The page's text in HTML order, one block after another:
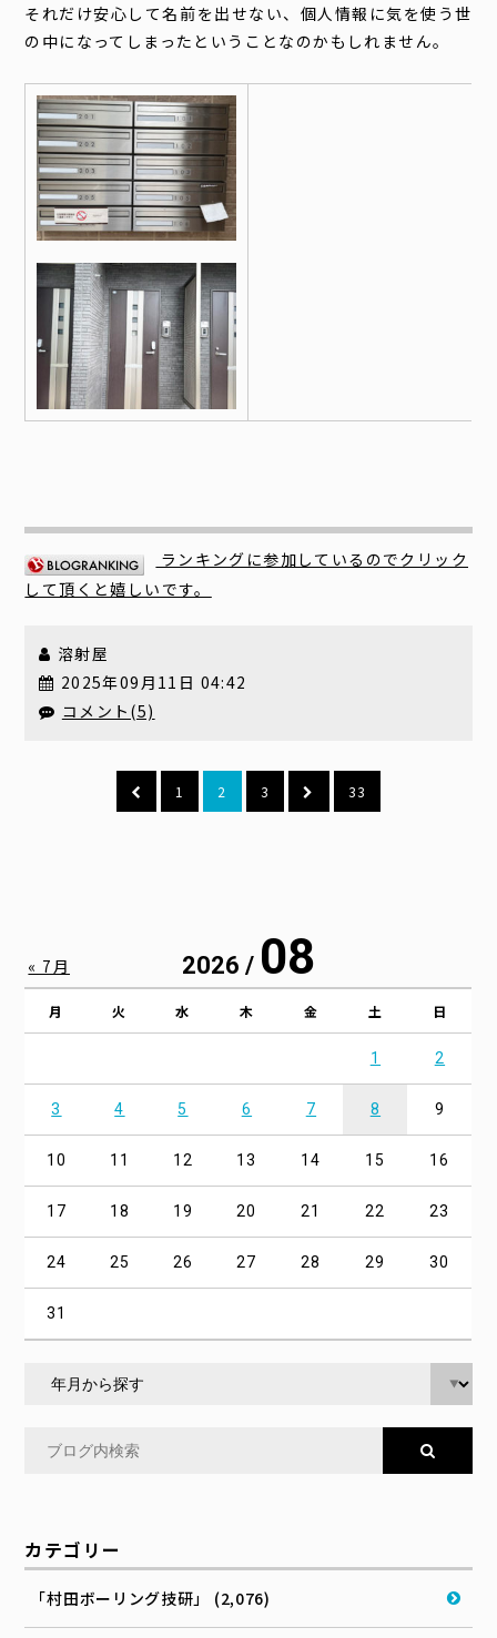
それだけ安心して名前を出せない、個人情報に気を使う世
の中になってしまったということなのかもしれません。
ランキングに参加しているのでクリック
して頂くと嬉しいです。
溶射屋
2025年09月11日 04:42
コメント(5)
1 2 3 33
2026 / 08
月 火 水 木 金 土 日
1 2
3 4 5 6 7 8 9
10 11 12 13 14 15 16
17 18 19 20 21 22 23
24 25 26 27 28 29 30
31
« 7月
カテゴリー
「村田ボーリング技研」 (2,076)